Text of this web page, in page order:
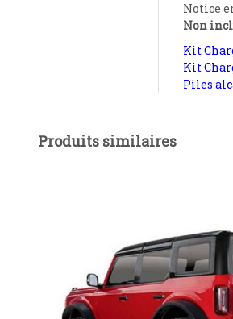
Notice
Non
Kit
Kit
Piles
Produits similaires